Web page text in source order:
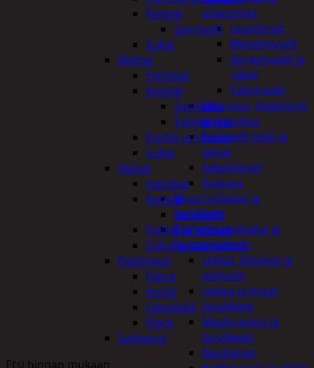
ohentimet
Liuottimet
Metallimaalit
Spraymaalit ja
-lakat
Talomaalit
Muuraus, tapetointi
ja laatoitus
Pensselit telat ja
lastat
Sekoittimet
Suojaus
Muut työkalut ja
tarvikkeet
Paineilmatyökalut ja
kompressorit
Letkut, liittimet ja
pistoolit
Letkut ja muut
tarvikkeet
Maaliruiskut ja
tarvikkeet
Naulaimet
Kengät
Sandaalit
Sukat
Miehet
Hanskat
Kengät
Sandaalit
Talvikengät
Paidat ja housut
Sukat
Naiset
Hanskat
Kengät
Sandaalit
Paidat ja housut
Sukat ja säärystimet
Päähineet
Hatut
Huivit
Lippalakit
Pipot
Sadeasut
Etsi hinnan mukaan